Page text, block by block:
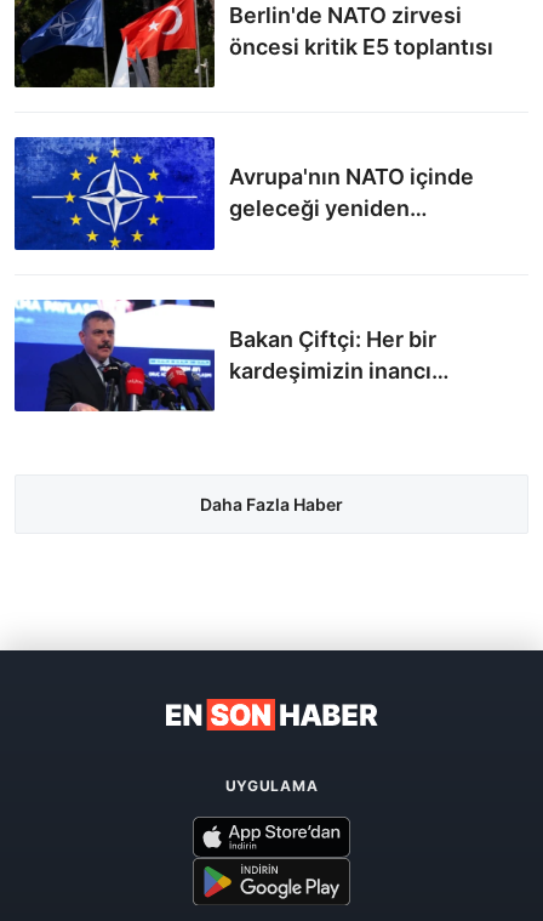
Berlin'de NATO zirvesi
öncesi kritik E5 toplantısı
Avrupa'nın NATO içinde
geleceği yeniden
Bakan Çiftçi: Her bir
kardeşimizin inancı
Daha Fazla Haber
UYGULAMA